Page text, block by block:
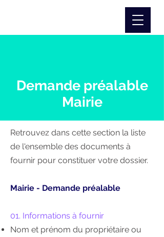
Demande préalable
Mairie
Retrouvez dans cette section la liste
de l'ensemble des documents à
fournir pour constituer votre dossier.
Mairie - Demande préalable
01. Informations à fournir
Nom et prénom du propriétaire ou